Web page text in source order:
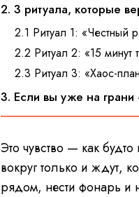
2. 3 ритуала, которые
2.1 Ритуал 1: «Честный
2.2 Ритуал 2: «15
2.3 Ритуал 3: «Хаос-
3. Если вы уже на грани
Это чувство — как
вокруг только и ждут,
рядом, нести фонарь и